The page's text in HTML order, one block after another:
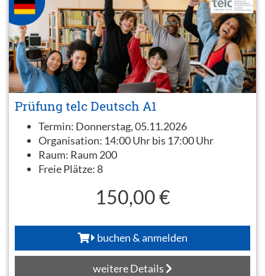
Prüfung telc Deutsch A1
Termin: Donnerstag, 05.11.2026
Organisation: 14:00 Uhr bis 17:00 Uhr
Raum: Raum 200
Freie Plätze: 8
150,00 €
buchen & anmelden
weitere Details